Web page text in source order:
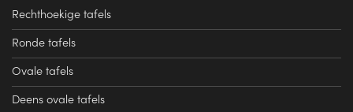
Rechthoekige tafels
Ronde tafels
Ovale tafels
Deens ovale tafels